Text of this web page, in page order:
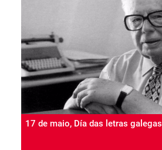
17 de maio, Día das letras galegas